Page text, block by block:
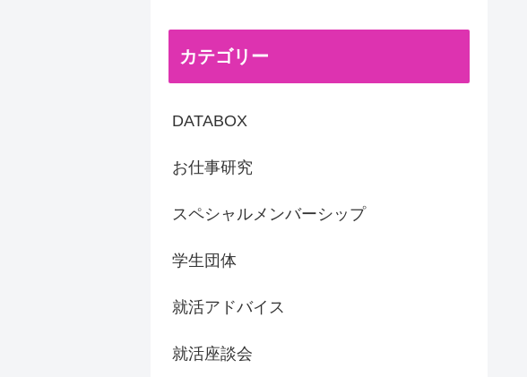
カテゴリー
DATABOX
お仕事研究
スペシャルメンバーシップ
学生団体
就活アドバイス
就活座談会